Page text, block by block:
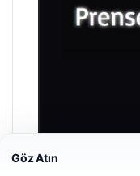
Göz Atın